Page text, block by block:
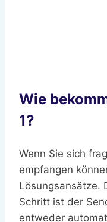
Wie
1?
Wenn Sie sich
empfangen
Lösungsansätze.
Schritt ist der
entweder